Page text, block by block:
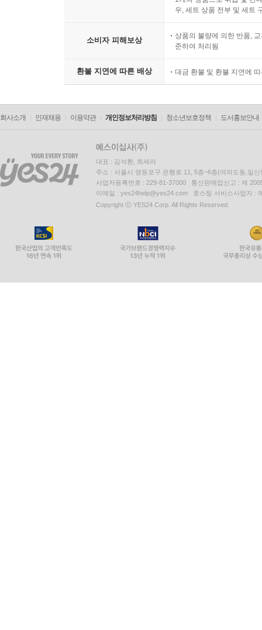
우, 세트 상품 전부 및 세트
소비자 피해보상
상품의 불량에 의한 반품,
준하여 처리됨
환불 지연에 따른 배상 대금 환불 및 환불 지연에
회사소개 인재채용 이용약관 개인정보처리방침 청소년보호정책 도서홍보안내
대표 : 김석환, 최세라
주소 : 서울시 영등포구 은행로 11, 5층~6층(여의도동,일신
사업자등록번호 : 229-81-37000 통신판매업신고 : 제
이메일 : yes24help@yes24.com 호스팅 서비스사업자 :
Copyright ⓒ YES24 Corp. All Rights Reserved.